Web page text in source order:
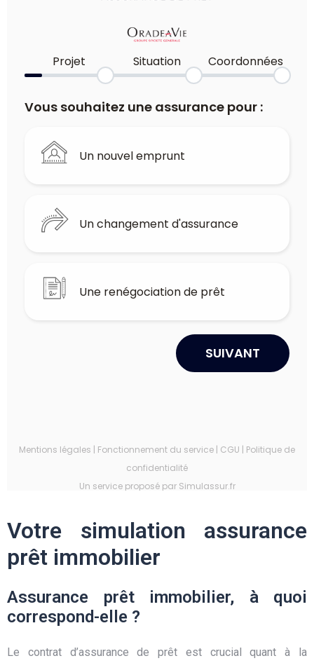
Votre simulation assurance
prêt immobilier
Assurance prêt immobilier, à quoi
correspond-elle ?
Le contrat d’assurance de prêt est crucial quant à la